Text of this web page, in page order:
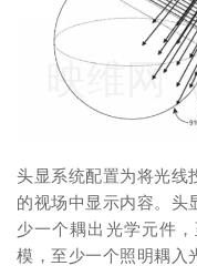
头显系统配置为将光线
的视场中显示内容。头
少一个耦出光学元件
模，至少一个照明耦入
映维网